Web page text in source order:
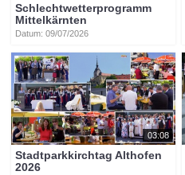
Schlechtwetterprogramm
Mittelkärnten
Datum: 09/07/2026
03:08
Stadtparkkirchtag Althofen
2026